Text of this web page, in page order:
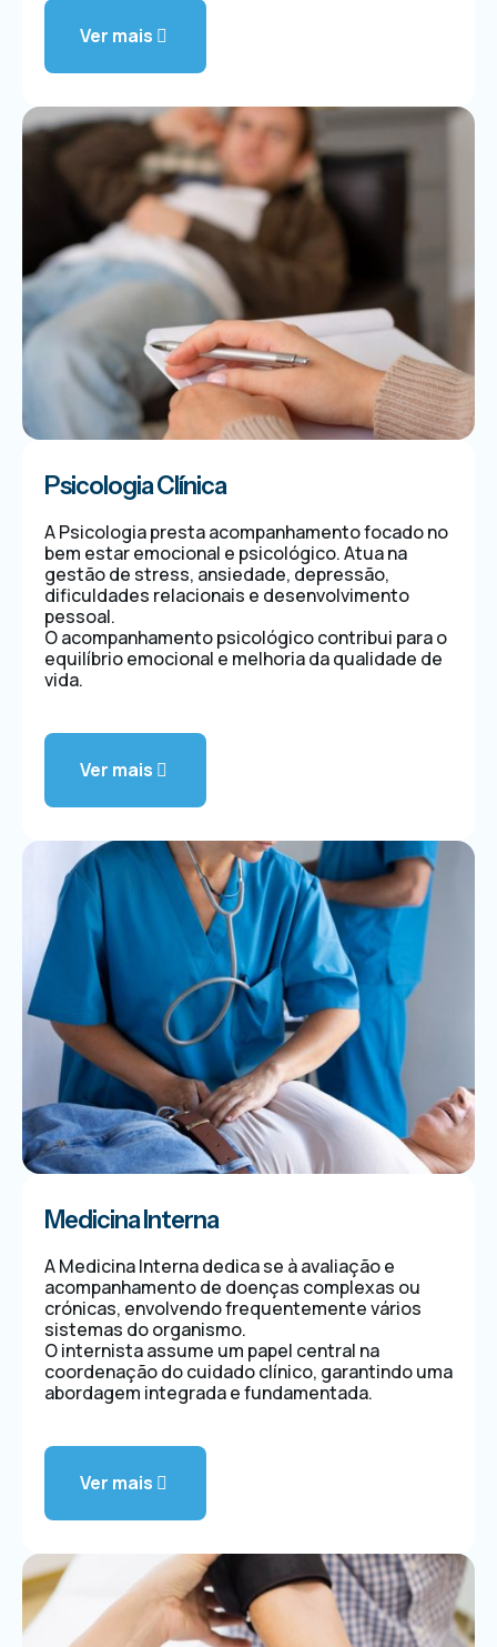
Ver mais
Ver mais
Psicologia Clínica
A Psicologia presta acompanhamento focado no
bem estar emocional e psicológico. Atua na
gestão de stress, ansiedade, depressão,
dificuldades relacionais e desenvolvimento
pessoal.
O acompanhamento psicológico contribui para o
equilíbrio emocional e melhoria da qualidade de
vida.
Ver mais
Medicina Interna
A Medicina Interna dedica se à avaliação e
acompanhamento de doenças complexas ou
crónicas, envolvendo frequentemente vários
sistemas do organismo.
O internista assume um papel central na
coordenação do cuidado clínico, garantindo uma
abordagem integrada e fundamentada.